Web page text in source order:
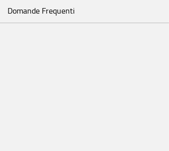
Domande Frequenti